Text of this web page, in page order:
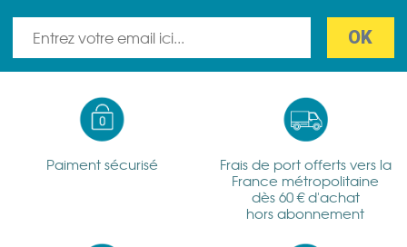
Paiment sécurisé
Frais de port offerts vers la
France métropolitaine
dès 60 € d'achat
hors abonnement